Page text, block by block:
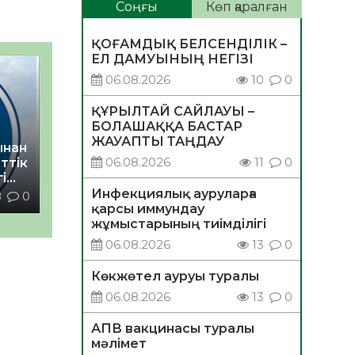
0
Соңғы Көп қаралған
ҚОҒАМДЫҚ БЕЛСЕНДІЛІК –
ЕЛ ДАМУЫНЫҢ НЕГІЗІ
06.08.2026
10 0
ҚҰРЫЛТАЙ САЙЛАУЫ –
БОЛАШАҚҚА БАСТАР
ЖАУАПТЫ ТАҢДАУ
06.08.2026
11 0
Инфекциялық ауруларға
қарсы иммундау
жұмыстарының тиімділігі
06.08.2026
13 0
Көкжөтел ауруы туралы
06.08.2026
13 0
АПВ вакцинасы туралы
мәлімет